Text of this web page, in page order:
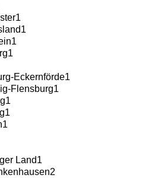
1
1
1
1
Eckernförde1
Flensburg1
1
1
1
Land1
2